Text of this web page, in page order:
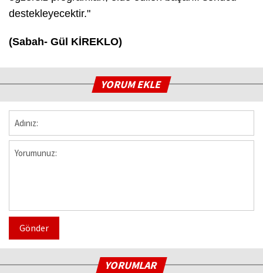
destekleyecektir."
(Sabah- Gül KİREKLO)
YORUM EKLE
Gönder
YORUMLAR